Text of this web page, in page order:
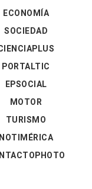
ECONOMÍA
SOCIEDAD
PORTALTIC
EPSOCIAL
MOTOR
TURISMO
NOTIMÉRICA